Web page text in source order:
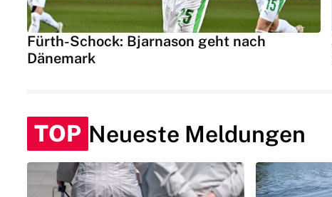
Fürth-Schock: Bjarnason geht nach
Dänemark
TOP Neueste Meldungen